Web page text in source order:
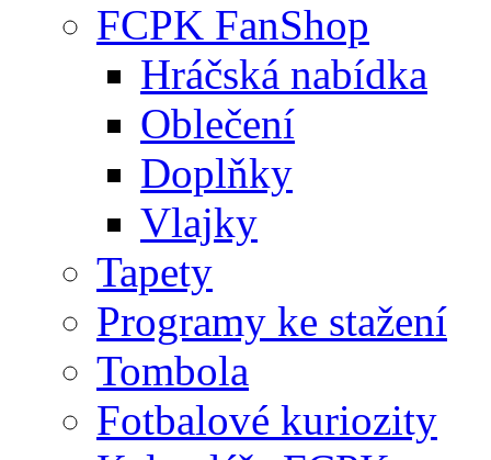
FCPK FanShop
Hráčská nabídka
Oblečení
Doplňky
Vlajky
Tapety
Programy ke stažení
Tombola
Fotbalové kuriozity